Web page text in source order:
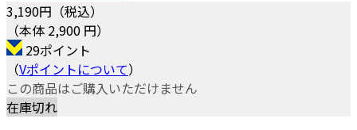
3,190円（税込）
（本体 2,900 円）
29ポイント
（Vポイントについて）
この商品はご購入いただけません
在庫切れ